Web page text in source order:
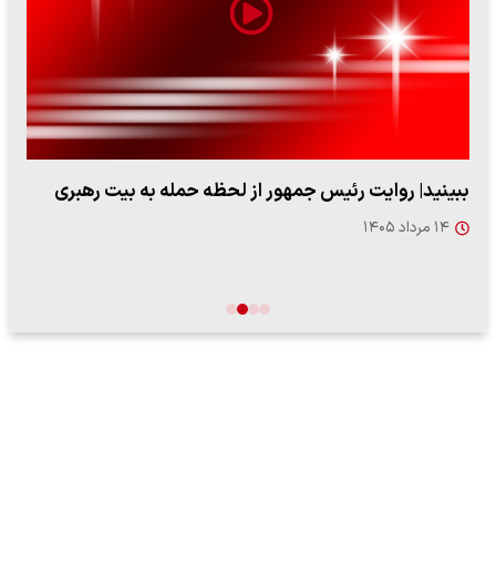
ببینید| روایت رئیس جمهور از لحظه حمله به بیت رهبری
۱۴ مرداد ۱۴۰۵